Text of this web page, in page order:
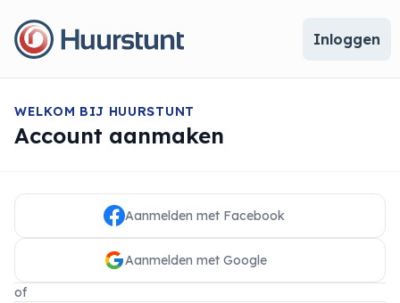
Inloggen
WELKOM BIJ HUURSTUNT
Account aanmaken
Aanmelden met Facebook
Aanmelden met Google
of